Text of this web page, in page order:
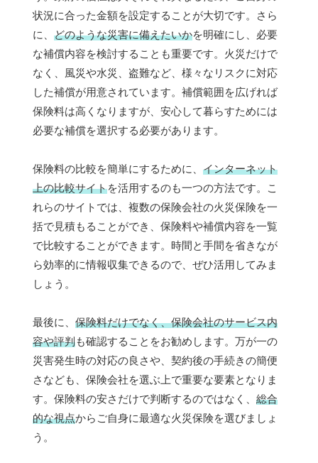
状況に合った金額を設定することが大切です。さら
に、 どのような災害に備えたいかを明確にし、必要
な補償内容を検討することも重要です。火災だけで
なく、風災や水災、盗難など、様々なリスクに対応
した補償が用意されています。補償範囲を広げれば
保険料は高くなりますが、安心して暮らすためには
必要な補償を選択する必要があります。
保険料の比較を簡単にするために、 インターネット
上の比較サイトを活用するのも一つの方法です。こ
れらのサイトでは、複数の保険会社の火災保険を一
括で見積もることができ、保険料や補償内容を一覧
で比較することができます。時間と手間を省きなが
ら効率的に情報収集できるので、ぜひ活用してみま
しょう。
最後に、 保険料だけでなく、保険会社のサービス内
容や評判も確認することをお勧めします。万が一の
災害発生時の対応の良さや、契約後の手続きの簡便
さなども、保険会社を選ぶ上で重要な要素となりま
す。保険料の安さだけで判断するのではなく、 総合
的な視点からご自身に最適な火災保険を選びましょ
う。